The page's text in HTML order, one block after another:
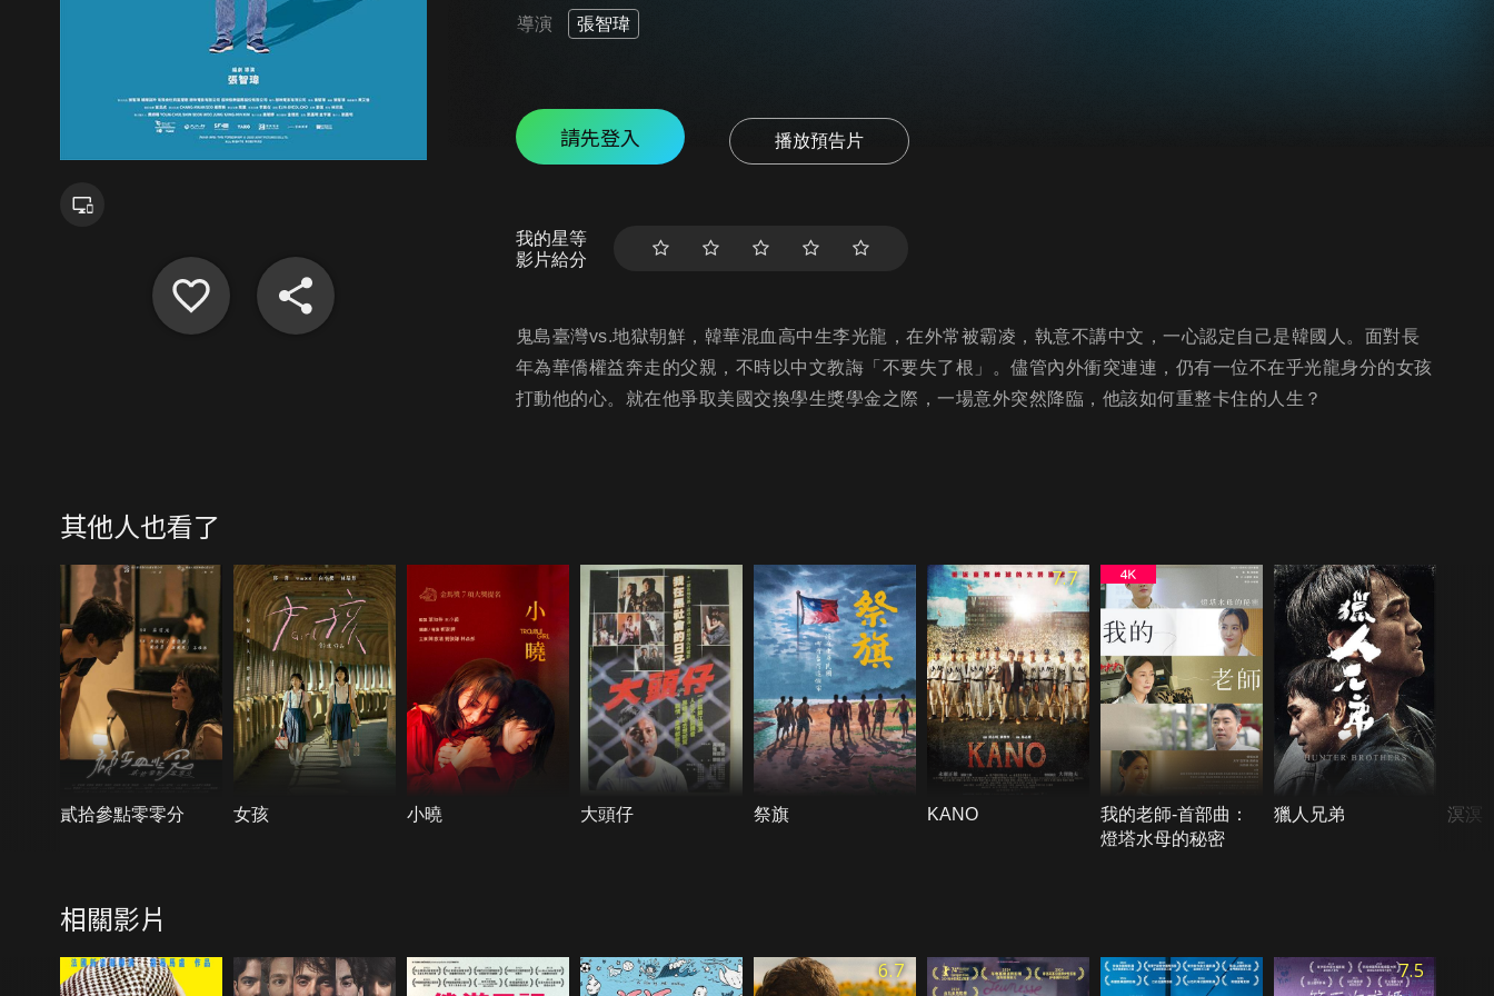
導演 張智瑋
請先登入 播放預告片
我的星等
影片給分
鬼島臺灣vs.地獄朝鮮，韓華混血高中生李光龍，在外常被霸凌，執意不講中文，一心認定自己是韓國人。面對長
年為華僑權益奔走的父親，不時以中文教誨「不要失了根」。儘管內外衝突連連，仍有一位不在乎光龍身分的女孩
打動他的心。就在他爭取美國交換學生獎學金之際，一場意外突然降臨，他該如何重整卡住的人生？
其他人也看了
貳拾參點零零分 女孩 小曉 大頭仔 祭旗
7.7
KANO
我的老師-首部曲：
燈塔水母的秘密
獵人兄弟 溟溟
相關影片
6.7 7.5